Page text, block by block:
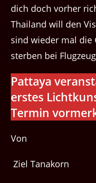
dich doch vorher
Thailand will den
sind wieder mal die
sterben bei
Pattaya
erstes
Termin
Von
Ziel Tanakorn